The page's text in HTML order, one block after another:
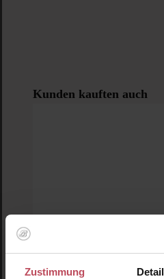
Zustimmung
Produktgalerie überspringen
Kunden kauften auch